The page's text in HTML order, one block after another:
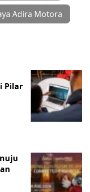
Adira Motora
Pilar